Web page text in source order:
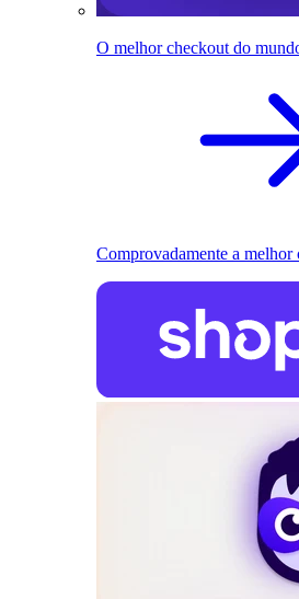
O melhor checkout do
Comprovadamente a melhor